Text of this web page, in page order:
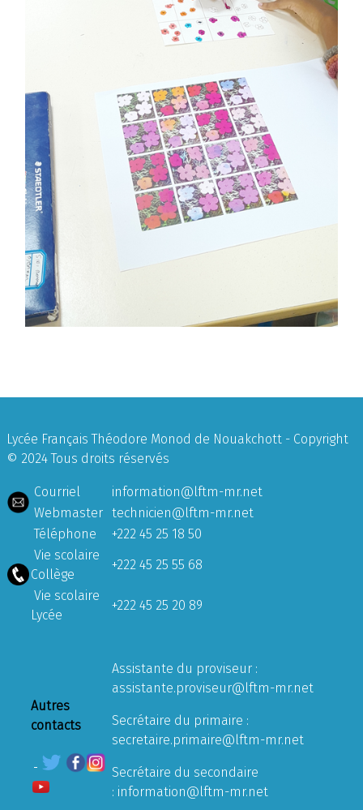
Lycée Français Théodore Monod de Nouakchott - Copyright
© 2024 Tous droits réservés
Courriel
information@lftm-mr.net
Webmaster technicien@lftm-mr.net
Téléphone
+222 45 25 18 50
Vie scolaire
Collège
+222 45 25 55 68
Vie scolaire
Lycée
+222 45 25 20 89
Autres
contacts
Assistante du proviseur :
assistante.proviseur@lftm-mr.net
Secrétaire du primaire :
secretaire.primaire@lftm-mr.net
Secrétaire du secondaire
: information@lftm-mr.net